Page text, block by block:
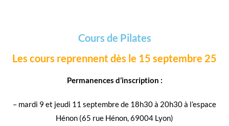
Cours de Pilates
Les cours reprennent dès le 15 septembre 25
Permanences d’inscription :
– mardi 9 et jeudi 11 septembre de 18h30 à 20h30 à l’espace
Hénon (65 rue Hénon, 69004 Lyon)